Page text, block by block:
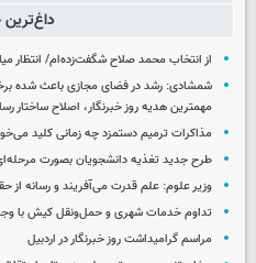
داغ‌ترین
از انتخاب محمد صلاح شگفت‌زده‌ام/ انتظار
شمشادی: رشد در فضای مجازی باعث شده
مهمترین هدیه‌ روز خبرنگار، اصلاح ساختار
مذاکرات ترمیم دستمزد چه زمانی کلید
طرح جدید تغذیه دانشجویان بصورت
وزیر علوم: علم قدرت می‌آفریند و رسانه از
تداوم خدمات شهری و حمل‌ونقل کیش با
مراسم گرامیداشت روز خبرنگار در اردبیل